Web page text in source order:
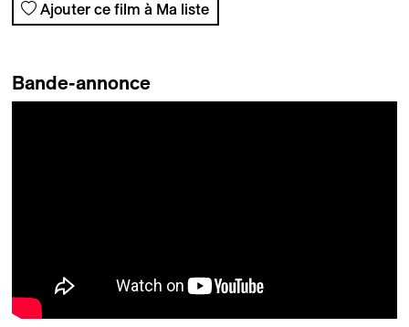
Ajouter ce film à Ma liste
Bande-annonce